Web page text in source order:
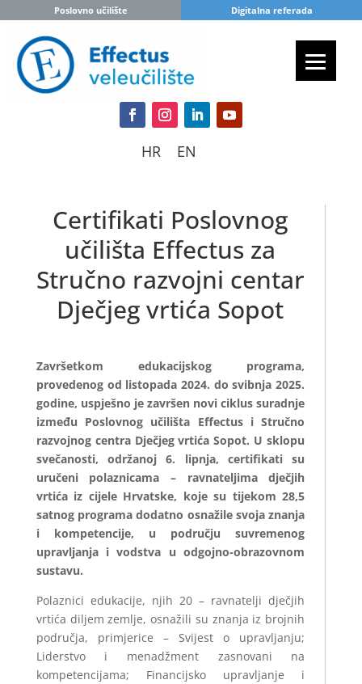
Poslovno učilište Digitalna referada
HR EN
Certifikati Poslovnog
učilišta Effectus za
Stručno razvojni centar
Dječjeg vrtića Sopot
Završetkom edukacijskog programa,
provedenog od listopada 2024. do svibnja 2025.
godine, uspješno je završen novi ciklus suradnje
između Poslovnog učilišta Effectus i Stručno
razvojnog centra Dječjeg vrtića Sopot. U sklopu
svečanosti, održanoj 6. lipnja, certifikati su
uručeni polaznicama – ravnateljima dječjih
vrtića iz cijele Hrvatske, koje su tijekom 28,5
satnog programa dodatno osnažile svoja znanja
i kompetencije, u području suvremenog
upravljanja i vodstva u odgojno-obrazovnom
sustavu.
Polaznici edukacije, njih 20 – ravnatelji dječjih
vrtića diljem zemlje, osnažili su znanja iz brojnih
područja, primjerice – Svijest o upravljanju;
Liderstvo i menadžment zasnovani na
kompetencijama; Financijsko upravljanje i